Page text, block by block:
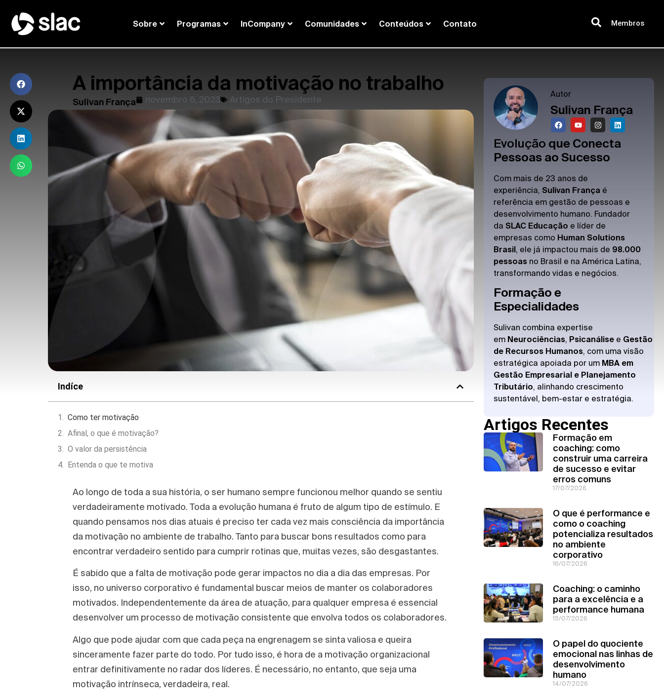
Sobre Programas InCompany Comunidades Conteúdos Contato Membros
A importância da motivação no trabalho
Sulivan França novembro 6, 2023 Artigos do Presidente
Indíce
Como ter motivação
Afinal, o que é motivação?
O valor da persistência
Entenda o que te motiva
Ao longo de toda a sua história, o ser humano sempre funcionou melhor quando se sentiu
verdadeiramente motivado. Toda a evolução humana é fruto de algum tipo de estímulo. E
quando pensamos nos dias atuais é preciso ter cada vez mais consciência da importância
da motivação no ambiente de trabalho. Tanto para buscar bons resultados como para
encontrar verdadeiro sentido para cumprir rotinas que, muitas vezes, são desgastantes.
É sabido que a falta de motivação pode gerar impactos no dia a dia das empresas. Por
isso, no universo corporativo é fundamental buscar meios de manter os colaboradores
motivados. Independentemente da área de atuação, para qualquer empresa é essencial
desenvolver um processo de motivação consistente que envolva todos os colaboradores.
Algo que pode ajudar com que cada peça na engrenagem se sinta valiosa e queira
sinceramente fazer parte do todo. Por tudo isso, é hora de a motivação organizacional
entrar definitivamente no radar dos líderes. É necessário, no entanto, que seja uma
motivação intrínseca, verdadeira, real.
Autor
Sulivan França
Evolução que Conecta
Pessoas ao Sucesso
Com mais de 23 anos de
experiência,Sulivan França é
referência em gestão de pessoas e
desenvolvimento humano. Fundador
daSLAC Educação e líder de
empresas como Human Solutions
Brasil, ele já impactou mais de 98.000
pessoas no Brasil e na América Latina,
transformando vidas e negócios.
Formação e
Especialidades
Sulivan combina expertise
em Neurociências, Psicanálise e Gestão
de Recursos Humanos, com uma visão
estratégica apoiada por um MBA em
Gestão Empresarial e Planejamento
Tributário, alinhando crescimento
sustentável, bem-estar e estratégia.
Artigos Recentes
Formação em
coaching: como
construir uma carreira
de sucesso e evitar
erros comuns
17/07/2026
O que é performance e
como o coaching
potencializa resultados
no ambiente
corporativo
16/07/2026
Coaching: o caminho
para a excelência e a
performance humana
15/07/2026
O papel do quociente
emocional nas linhas de
desenvolvimento
humano
14/07/2026